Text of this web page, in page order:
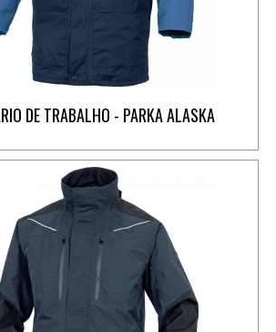
DE TRABALHO - PARKA ALASKA